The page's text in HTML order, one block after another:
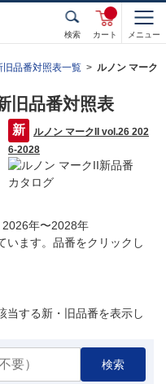
検索 カート メニュー
旧品番対照表一覧 ルノン マーク
旧品番対照表
ルノン マークII vol.26 202
6-2028
年〜2028年
ます。品番をクリックし
当する新・旧品番を表示し
検索